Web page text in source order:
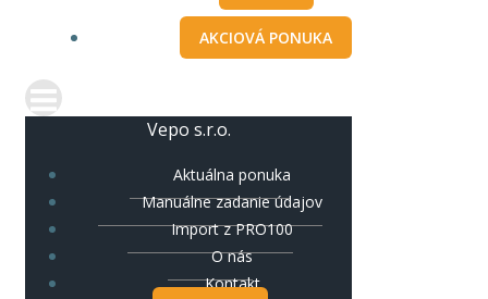
AKCIOVÁ PONUKA
Vepo s.r.o.
Aktuálna ponuka
Manuálne zadanie údajov
Import z PRO100
O nás
Kontakt